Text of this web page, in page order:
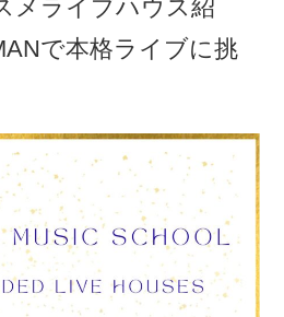
メライブハウス紹
で本格ライブに挑